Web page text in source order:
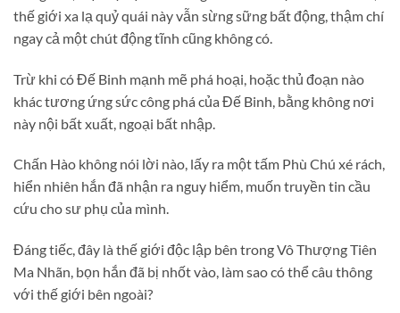
thế giới xa lạ quỷ quái này vẫn sừng sững bất động, thậm chí
ngay cả một chút động tĩnh cũng không có.
Trừ khi có Đế Binh mạnh mẽ phá hoại, hoặc thủ đoạn nào
khác tương ứng sức công phá của Đế Binh, bằng không nơi
này nội bất xuất, ngoại bất nhập.
Chấn Hào không nói lời nào, lấy ra một tấm Phù Chú xé rách,
hiển nhiên hắn đã nhận ra nguy hiểm, muốn truyền tin cầu
cứu cho sư phụ của mình.
Đáng tiếc, đây là thế giới độc lập bên trong Vô Thượng Tiên
Ma Nhãn, bọn hắn đã bị nhốt vào, làm sao có thể câu thông
với thế giới bên ngoài?